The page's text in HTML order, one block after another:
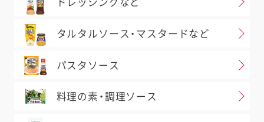
ドレッシングなど
タルタルソース・マスタードなど
パスタソース
料理の素・調理ソース